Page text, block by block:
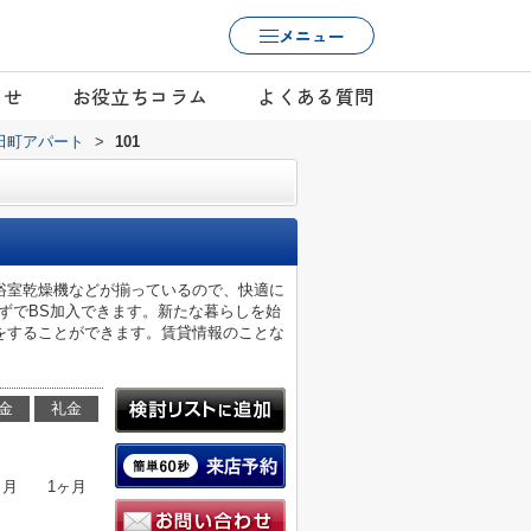
メニュー
お役立ちコラム よくある質問
町アパート > 101
乾燥機などが揃っているので、快適に
でBS加入できます。新たな暮らしを始
ることができます。賃貸情報のことな
礼金
1ヶ月